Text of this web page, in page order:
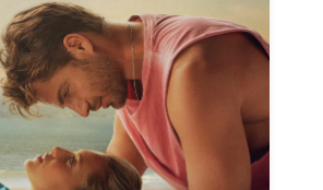
натурой Турецкий сериал
Экранизация
TeleSynch